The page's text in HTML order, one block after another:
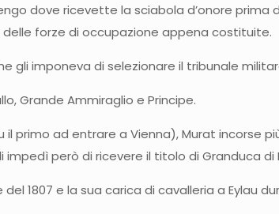
dove ricevette la sciabola d’onore prima
delle forze di occupazione appena costituite.
gli imponeva di selezionare il tribunale
Grande Ammiraglio e Principe.
primo ad entrare a Vienna), Murat incorse
però di ricevere il titolo di Granduca di
1807 e la sua carica di cavalleria a Eylau